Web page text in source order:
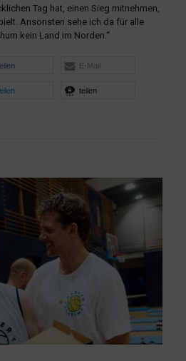
Tag hat, einen Sieg mitnehmen,
Ansonsten sehe ich da für alle
kein Land im Norden.“
E-Mail
teilen